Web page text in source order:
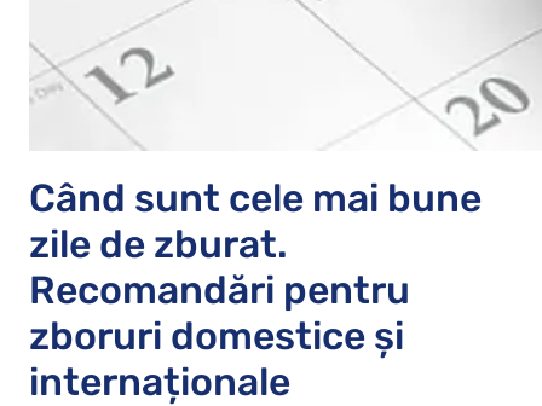
Când sunt cele mai bune
zile de zburat.
Recomandări pentru
zboruri domestice și
internaționale